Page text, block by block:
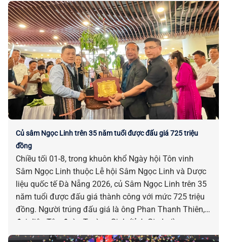
Củ sâm Ngọc Linh trên 35 năm tuổi được đấu giá 725 triệu
đồng
Chiều tối 01-8, trong khuôn khổ Ngày hội Tôn vinh
Sâm Ngọc Linh thuộc Lễ hội Sâm Ngọc Linh và Dược
liệu quốc tế Đà Nẵng 2026, củ Sâm Ngọc Linh trên 35
năm tuổi được đấu giá thành công với mức 725 triệu
đồng. Người trúng đấu giá là ông Phan Thanh Thiên,
đại diện Tập đoàn Trường Sinh (tỉnh Gia Lai).